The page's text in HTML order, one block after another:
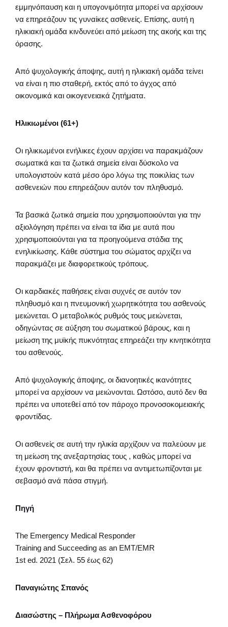
εμμηνόπαυση και η υπογονιμότητα μπορεί να αρχίσουν
να επηρεάζουν τις γυναίκες ασθενείς. Επίσης, αυτή η
ηλικιακή ομάδα κινδυνεύει από μείωση της ακοής και της
όρασης.
Από ψυχολογικής άποψης, αυτή η ηλικιακή ομάδα τείνει
να είναι η πιο σταθερή, εκτός από το άγχος από
οικονομικά και οικογενειακά ζητήματα.
Ηλικιωμένοι (61+)
Οι ηλικιωμένοι ενήλικες έχουν αρχίσει να παρακμάζουν
σωματικά και τα ζωτικά σημεία είναι δύσκολο να
υπολογιστούν κατά μέσο όρο λόγω της ποικιλίας των
ασθενειών που επηρεάζουν αυτόν τον πληθυσμό.
Τα βασικά ζωτικά σημεία που χρησιμοποιούνται για την
αξιολόγηση πρέπει να είναι τα ίδια με αυτά που
χρησιμοποιούνται για τα προηγούμενα στάδια της
ενηλικίωσης. Κάθε σύστημα του σώματος αρχίζει να
παρακμάζει με διαφορετικούς τρόπους.
Οι καρδιακές παθήσεις είναι συχνές σε αυτόν τον
πληθυσμό και η πνευμονική χωρητικότητα του ασθενούς
μειώνεται. Ο μεταβολικός ρυθμός τους μειώνεται,
οδηγώντας σε αύξηση του σωματικού βάρους, και η
μείωση της μυϊκής πυκνότητας επηρεάζει την κινητικότητα
του ασθενούς.
Από ψυχολογικής άποψης, οι διανοητικές ικανότητες
μπορεί να αρχίσουν να μειώνονται. Ωστόσο, αυτό δεν θα
πρέπει να υποτεθεί από τον πάροχο προνοσοκομειακής
φροντίδας.
Οι ασθενείς σε αυτή την ηλικία αρχίζουν να παλεύουν με
τη μείωση της ανεξαρτησίας τους , καθώς μπορεί να
έχουν φροντιστή, και θα πρέπει να αντιμετωπίζονται με
σεβασμό ανά πάσα στιγμή.
Πηγή
The Emergency Medical Responder
Training and Succeeding as an EMT/EMR
1st ed. 2021 (Σελ. 55 έως 62)
Παναγιώτης Σπανός
Διασώστης – Πλήρωμα Ασθενοφόρου